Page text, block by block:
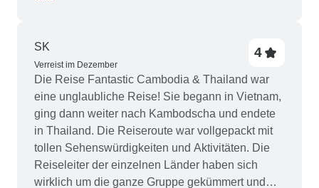
wirklich gute Reise, bei der wir viel gesehen
Änderungen wiederholen.
SK
Verreist im Dezember
4
Die Reise Fantastic Cambodia & Thailand war
eine unglaubliche Reise! Sie begann in Vietnam,
ging dann weiter nach Kambodscha und endete
in Thailand. Die Reiseroute war vollgepackt mit
tollen Sehenswürdigkeiten und Aktivitäten. Die
Reiseleiter der einzelnen Länder haben sich
wirklich um die ganze Gruppe gekümmert und